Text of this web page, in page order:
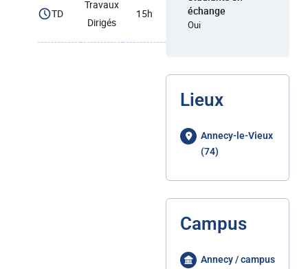
TD
Travaux
Dirigés
15h
échange
Oui
Lieux
Annecy-le-Vieux
(74)
Campus
Annecy / campus